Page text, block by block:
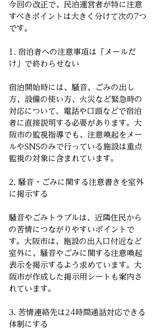
今回の改正で、民泊運営者が特に注意
すべきポイントは大きく分けて次の7つ
です。
1. 宿泊者への注意事項は「メールだ
け」で終わらせない
宿泊開始時には、騒音、ごみの出し
方、設備の使い方、火災など緊急時の
対応について、電話や口頭などで宿泊
者に直接説明する必要があります。大
阪市の監視指導でも、注意喚起をメー
ルやSNSのみで行っている施設は重点
監視の対象に含まれています。
2. 騒音・ごみに関する注意書きを室外
に掲示する
騒音やごみトラブルは、近隣住民から
の苦情につながりやすいポイントで
す。大阪市は、施設の出入口付近など
室外に、騒音やごみに関する注意喚起
表示を掲示するよう求めています。大
阪市が作成した掲示用シートも案内さ
れています。
3. 苦情連絡先は24時間通話対応できる
体制にする